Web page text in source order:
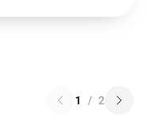
1 / 2